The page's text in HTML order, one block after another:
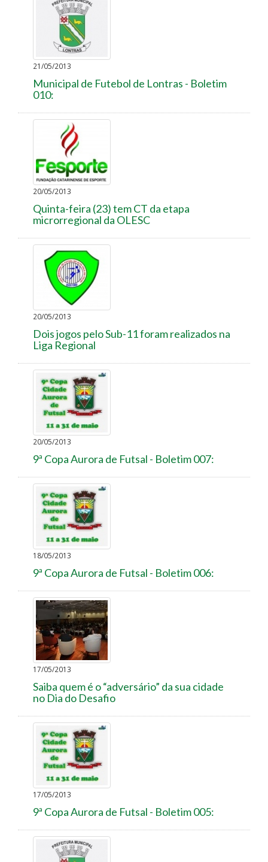
21/05/2013
Municipal de Futebol de Lontras - Boletim
010:
20/05/2013
Quinta-feira (23) tem CT da etapa
microrregional da OLESC
20/05/2013
Dois jogos pelo Sub-11 foram realizados na
Liga Regional
20/05/2013
9ª Copa Aurora de Futsal - Boletim 007:
18/05/2013
9ª Copa Aurora de Futsal - Boletim 006:
17/05/2013
Saiba quem é o “adversário” da sua cidade
no Dia do Desafio
17/05/2013
9ª Copa Aurora de Futsal - Boletim 005: